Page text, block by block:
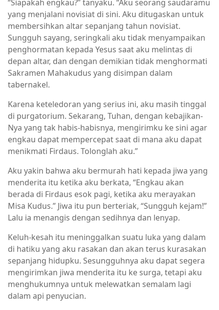
“Siapakah engkau?” tanyaku. “Aku seorang saudaramu
yang menjalani novisiat di sini. Aku ditugaskan untuk
membersihkan altar sepanjang tahun novisiat.
Sungguh sayang, seringkali aku tidak menyampaikan
penghormatan kepada Yesus saat aku melintas di
depan altar, dan dengan demikian tidak menghormati
Sakramen Mahakudus yang disimpan dalam
tabernakel.
Karena keteledoran yang serius ini, aku masih tinggal
di purgatorium. Sekarang, Tuhan, dengan kebajikan-
Nya yang tak habis-habisnya, mengirimku ke sini agar
engkau dapat mempercepat saat di mana aku dapat
menikmati Firdaus. Tolonglah aku.”
Aku yakin bahwa aku bermurah hati kepada jiwa yang
menderita itu ketika aku berkata, “Engkau akan
berada di Firdaus esok pagi, ketika aku merayakan
Misa Kudus.” Jiwa itu pun berteriak, “Sungguh kejam!”
Lalu ia menangis dengan sedihnya dan lenyap.
Keluh-kesah itu meninggalkan suatu luka yang dalam
di hatiku yang aku rasakan dan akan terus kurasakan
sepanjang hidupku. Sesungguhnya aku dapat segera
mengirimkan jiwa menderita itu ke surga, tetapi aku
menghukumnya untuk melewatkan semalam lagi
dalam api penyucian.